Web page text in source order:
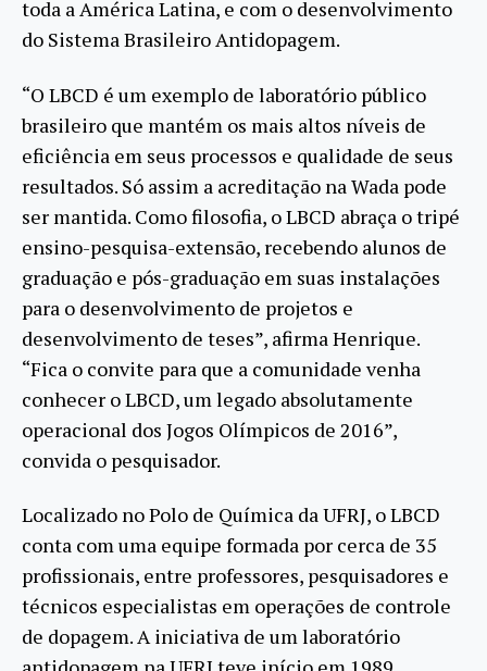
toda a América Latina, e com o desenvolvimento
do Sistema Brasileiro Antidopagem.
“O LBCD é um exemplo de laboratório público
brasileiro que mantém os mais altos níveis de
eficiência em seus processos e qualidade de seus
resultados. Só assim a acreditação na Wada pode
ser mantida. Como filosofia, o LBCD abraça o tripé
ensino-pesquisa-extensão, recebendo alunos de
graduação e pós-graduação em suas instalações
para o desenvolvimento de projetos e
desenvolvimento de teses”, afirma Henrique.
“Fica o convite para que a comunidade venha
conhecer o LBCD, um legado absolutamente
operacional dos Jogos Olímpicos de 2016”,
convida o pesquisador.
Localizado no Polo de Química da UFRJ, o LBCD
conta com uma equipe formada por cerca de 35
profissionais, entre professores, pesquisadores e
técnicos especialistas em operações de controle
de dopagem. A iniciativa de um laboratório